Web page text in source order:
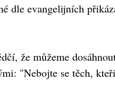
dle evangelijních
že můžeme
"Nebojte se těch,